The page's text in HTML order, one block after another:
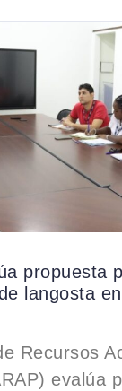
propuesta
langosta
Recursos
evalúa